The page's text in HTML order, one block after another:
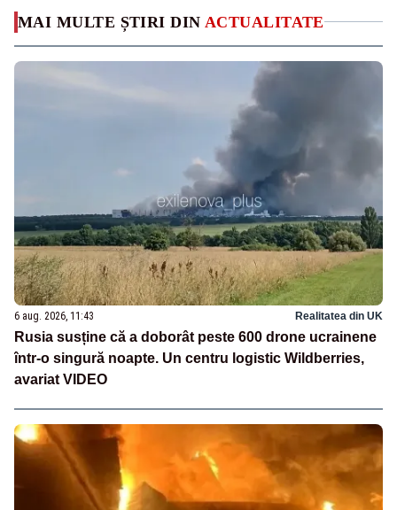
MAI MULTE ȘTIRI DIN ACTUALITATE
6 aug. 2026, 11:43 Realitatea din UK
Rusia susține că a doborât peste 600 drone ucrainene
într-o singură noapte. Un centru logistic Wildberries,
avariat VIDEO